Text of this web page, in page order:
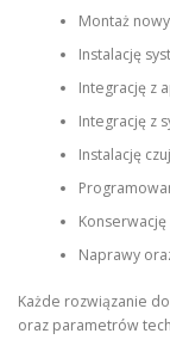
Montaż
Instalację
Integrację z
Integrację z
Instalację
Naprawy
Każde rozwiązanie
oraz parametrów